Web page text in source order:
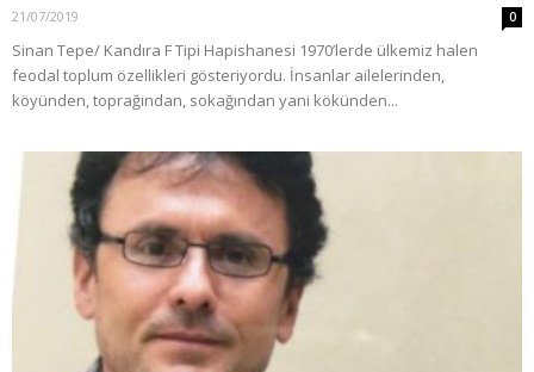
21/07/2019 0
Sinan Tepe/ Kandıra F Tipi Hapishanesi 1970’lerde ülkemiz halen
feodal toplum özellikleri gösteriyordu. İnsanlar ailelerinden,
köyünden, toprağından, sokağından yani kökünden...